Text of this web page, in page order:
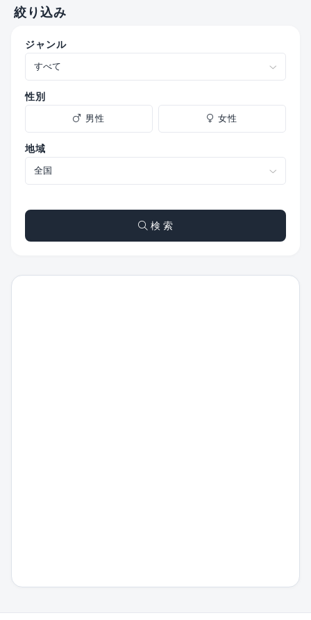
絞り込み
ジャンル
性別
男性 女性
地域
検 索